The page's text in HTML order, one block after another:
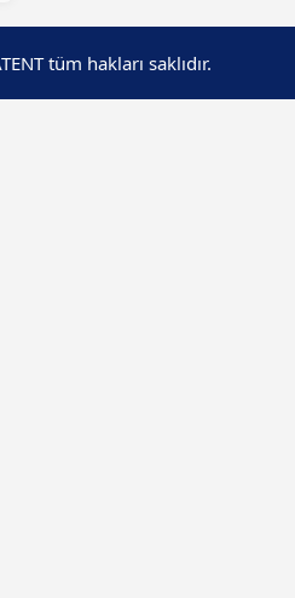
tüm hakları saklıdır.